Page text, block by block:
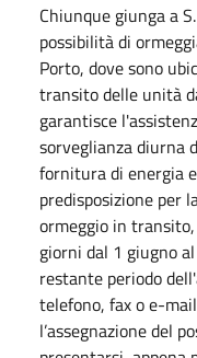
Chiunque giunga a
possibilità di
Porto, dove sono
transito delle unità
garantisce
sorveglianza diurna
fornitura di energia
predisposizione per
ormeggio in
giorni dal 1 giugno
restante periodo
telefono, fax o e-
l’assegnazione del